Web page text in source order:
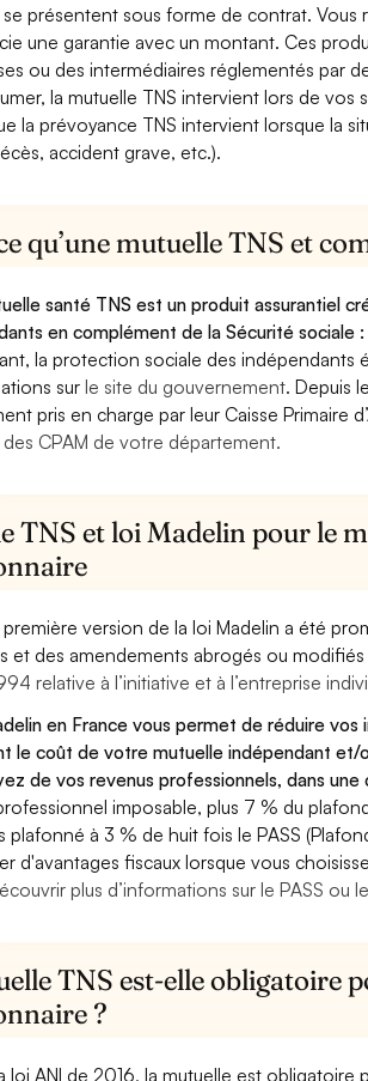
présentent sous forme de contrat. Vous
une garantie avec un montant. Ces
ou des intermédiaires réglementés par
la mutuelle TNS intervient lors de
la prévoyance TNS intervient lorsque la
accident grave, etc.).
qu’une mutuelle TNS et
santé TNS est un produit assurantiel
en complément de la Sécurité sociale
la protection sociale des indépendants
surle site du gouvernement. Depuis
pris en charge par leur Caisse Primaire
CPAM de votre département.
TNS et loi Madelin pour le
version de la loi Madelin a été
et des amendements abrogés ou
relative à l’initiative et à l’entreprise
en France vous permet de réduire
le coût de votre mutuelle indépendant et/
de vos revenus professionnels, dans
imposable, plus 7 % du
plafonné à 3 % de huit fois le PASS
d'avantages fiscaux lorsque vous
plus d’informations sur le PASS ou
TNS est-elle obligatoire
?
loi ANI de 2016, la mutuelle est obligatoire